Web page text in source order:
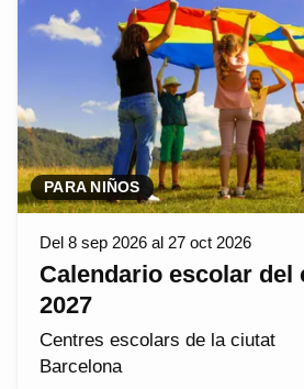
PARA NIÑOS
Del 8 sep 2026 al 27 oct 2026
Calendario escolar del
2027
Centres escolars de la ciutat
Barcelona